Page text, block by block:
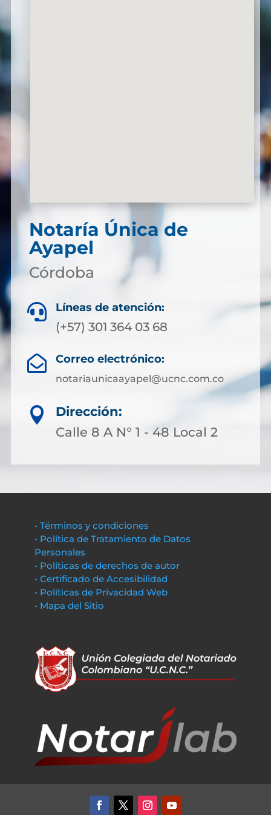
Notaría Única de
Ayapel
Córdoba
 Líneas de atención:
(+57) 301 364 03 68
 Correo electrónico:
notariaunicaayapel@ucnc.com.co

Dirección:
Calle 8 A N° 1 - 48 Local 2
• Términos y condiciones
• Política de Tratamiento de Datos
Personales
• Políticas de derechos de autor
• Certificado de Accesibilidad
• Políticas de Privacidad Web
• Mapa del Sitio